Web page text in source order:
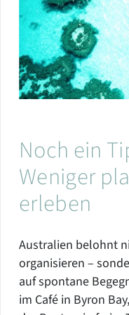
Noch ein
Weniger
erleben
Australien belohnt
organisieren –
auf spontane
im Café in Byron